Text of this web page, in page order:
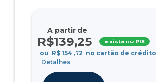
A partir de
R$139,25 a vista no PIX
ou R$ 154 ,72 no cartão de crédito
Detalhes